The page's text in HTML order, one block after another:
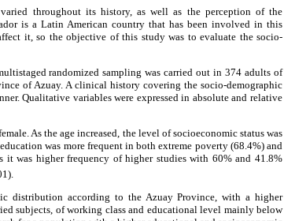
throughout its history, as well as the perception of the
is a Latin American country that has been involved in this
it, so the objective of this study was to evaluate the socio-
randomized sampling was carried out in 374 adults of
of Azuay. A clinical history covering the socio-demographic
Qualitative variables were expressed in absolute and relative
As the age increased, the level of socioeconomic status was
was more frequent in both extreme poverty (68.4%) and
was higher frequency of higher studies with 60% and 41.8%
distribution according to the Azuay Province, with a higher
subjects, of working class and educational level mainly below